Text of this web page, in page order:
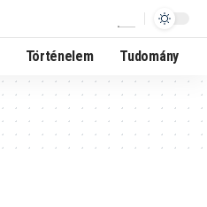
Történelem Tudomány